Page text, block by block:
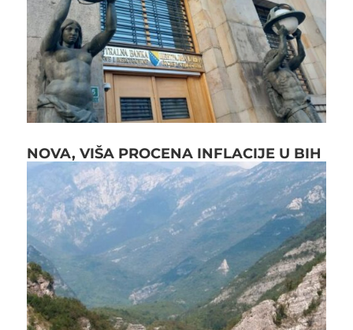
NOVA, VIŠA PROCENA INFLACIJE U BIH